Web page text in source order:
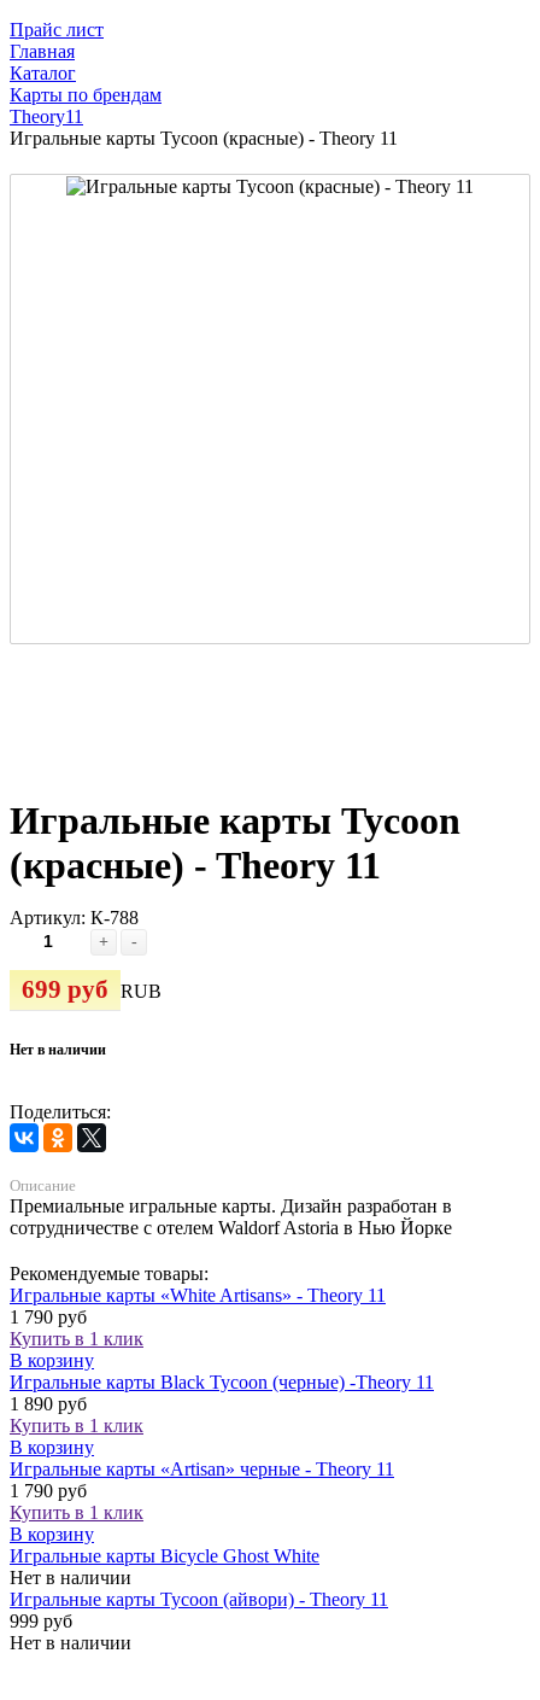
Прайс лист
Главная
Каталог
Карты по брендам
Theory11
Игральные карты Tycoon (красные) - Theory 11
Игральные карты Tycoon
(красные) - Theory 11
Артикул: К-788
+ -
699 руб RUB
Нет в наличии
Поделиться:
Описание
Премиальные игральные карты. Дизайн разработан в
сотрудничестве с отелем Waldorf Astoria в Нью Йорке
Рекомендуемые товары:
Игральные карты «White Artisans» - Theory 11
1 790 руб
Купить в 1 клик
В корзину
Игральные карты Black Tycoon (черные) -Theory 11
1 890 руб
Купить в 1 клик
В корзину
Игральные карты «Artisan» черные - Theory 11
1 790 руб
Купить в 1 клик
В корзину
Игральные карты Bicycle Ghost White
Нет в наличии
Игральные карты Tycoon (айвори) - Theory 11
999 руб
Нет в наличии